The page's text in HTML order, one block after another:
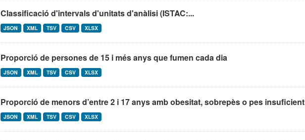
Classificació d'intervals d'unitats d'anàlisi (ISTAC:...
JSON XML TSV CSV XLSX
Proporció de persones de 15 i més anys que fumen cada dia
JSON XML TSV CSV XLSX
Proporció de menors d’entre 2 i 17 anys amb obesitat, sobrepès o pes insuficient
JSON XML TSV CSV XLSX